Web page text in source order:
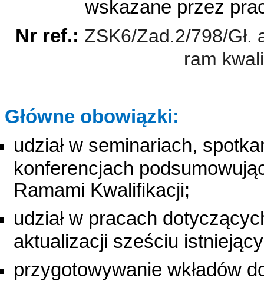
wskazane przez
Nr ref.: ZSK6/Zad.2/798/
ram
Główne obowiązki:
udział w seminariach,
konferencjach
Ramami Kwalifikacji;
udział w pracach
aktualizacji sześciu
przygotowywanie wkładów